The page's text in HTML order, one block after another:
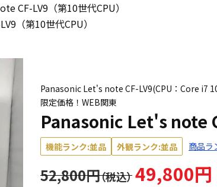
CF-LV9（第10世代CPU）
（第10世代CPU）
Panasonic Let's note CF-LV9(CPU：Core i7
限定価格！WEB関東
Panasonic Let's note
機能ランク:並品 外観ランク:並品 商品
49,800円
52,800円